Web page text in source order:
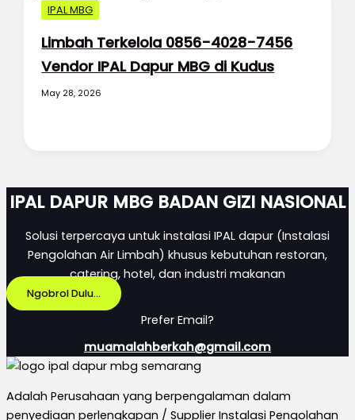
IPAL MBG
Limbah Terkelola 0856-4028-7456
Vendor IPAL Dapur MBG di Kudus
May 28, 2026
IPAL DAPUR MBG BADAN GIZI NASIONAL
Solusi terpercaya untuk instalasi IPAL dapur (Instalasi
Pengolahan Air Limbah) khusus kebutuhan restoran,
catering, hotel, dan industri makanan
Ngobrol Dulu...
Prefer Email?
muamalahberkah@gmail.com
Adalah Perusahaan yang berpengalaman dalam
penyediaan perlengkapan / Supplier Instalasi Pengolahan